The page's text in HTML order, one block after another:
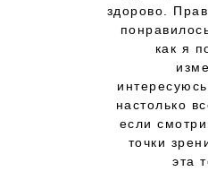
здорово.
как я
настолько
если
точки
эта